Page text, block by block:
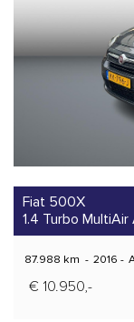
Fiat 500X
1.4 Turbo
87.988 km - 2016 -
€ 10.950,-